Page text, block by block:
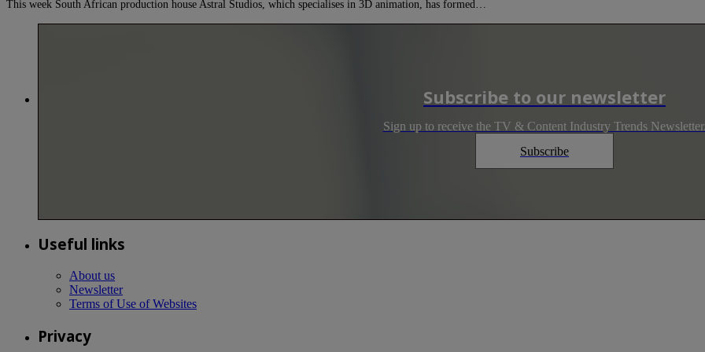
This week South African production house Astral Studios, which specialises in 3D animation, has formed…
Subscribe to our newsletter
Sign up to receive the TV & Content Industry Trends
Subscribe
Useful links
About us
Newsletter
Terms of Use of Websites
Privacy